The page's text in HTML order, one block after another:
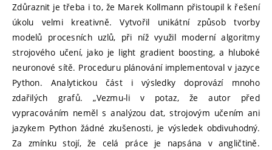
Zdůraznit je třeba i to, že Marek Kollmann přistoupil k řešení
úkolu velmi kreativně. Vytvořil unikátní způsob tvorby
modelů procesních uzlů, při níž využil moderní algoritmy
strojového učení, jako je light gradient boosting, a hluboké
neuronové sítě. Proceduru plánování implementoval v jazyce
Python. Analytickou část i výsledky doprovází mnoho
zdařilých grafů. „Vezmu-li v potaz, že autor před
vypracováním neměl s analýzou dat, strojovým učením ani
jazykem Python žádné zkušenosti, je výsledek obdivuhodný.
Za zmínku stojí, že celá práce je napsána v angličtině.